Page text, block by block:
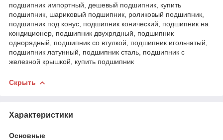
подшипник импортный, дешевый подшипник, купить
подшипник, шариковый подшипник, роликовый подшипник,
подшипник под конус, подшипник конический, подшипник на
кондиционер, подшипник двухрядный, подшипник
однорядный, подшипник со втулкой, подшипник игольчатый,
подшипник латунный, подшипник сталь, подшипник с
железной крышкой, купить подшипник
Скрыть
Характеристики
Основные